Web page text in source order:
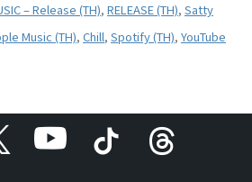
– Release (TH), RELEASE (TH), Satty
Music (TH), Chill, Spotify (TH), YouTube